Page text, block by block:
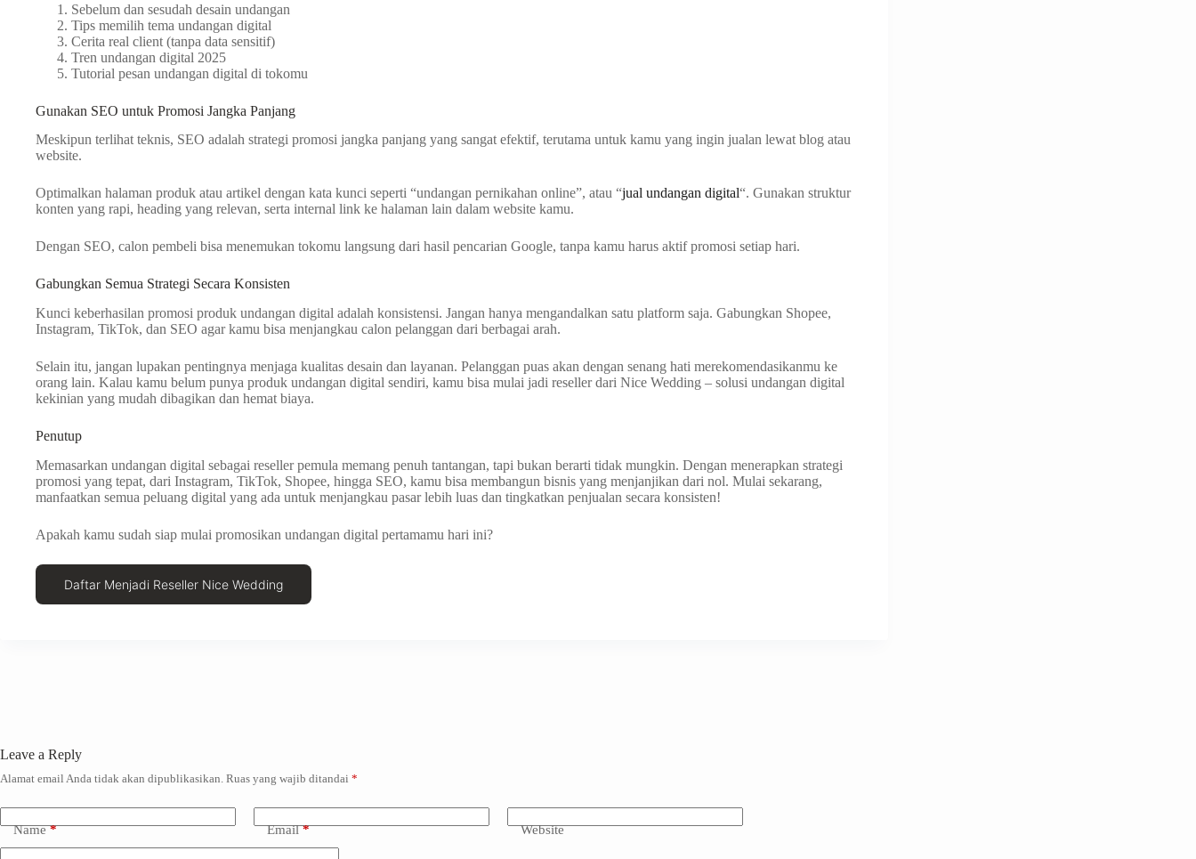
Sebelum dan sesudah desain undangan
Tips memilih tema undangan digital
Cerita real client (tanpa data sensitif)
Tren undangan digital 2025
Tutorial pesan undangan digital di tokomu
Gunakan SEO untuk Promosi Jangka Panjang
Meskipun terlihat teknis, SEO adalah strategi promosi jangka panjang yang sangat efektif, terutama untuk kamu yang ingin jualan lewat blog atau
website.
Optimalkan halaman produk atau artikel dengan kata kunci seperti “undangan pernikahan online”, atau “jual undangan digital“. Gunakan struktur
konten yang rapi, heading yang relevan, serta internal link ke halaman lain dalam website kamu.
Dengan SEO, calon pembeli bisa menemukan tokomu langsung dari hasil pencarian Google, tanpa kamu harus aktif promosi setiap hari.
Gabungkan Semua Strategi Secara Konsisten
Kunci keberhasilan promosi produk undangan digital adalah konsistensi. Jangan hanya mengandalkan satu platform saja. Gabungkan Shopee,
Instagram, TikTok, dan SEO agar kamu bisa menjangkau calon pelanggan dari berbagai arah.
Selain itu, jangan lupakan pentingnya menjaga kualitas desain dan layanan. Pelanggan puas akan dengan senang hati merekomendasikanmu ke
orang lain. Kalau kamu belum punya produk undangan digital sendiri, kamu bisa mulai jadi reseller dari Nice Wedding – solusi undangan digital
kekinian yang mudah dibagikan dan hemat biaya.
Penutup
Memasarkan undangan digital sebagai reseller pemula memang penuh tantangan, tapi bukan berarti tidak mungkin. Dengan menerapkan strategi
promosi yang tepat, dari Instagram, TikTok, Shopee, hingga SEO, kamu bisa membangun bisnis yang menjanjikan dari nol. Mulai sekarang,
manfaatkan semua peluang digital yang ada untuk menjangkau pasar lebih luas dan tingkatkan penjualan secara konsisten!
Apakah kamu sudah siap mulai promosikan undangan digital pertamamu hari ini?
Daftar Menjadi Reseller Nice Wedding
Leave a Reply
Alamat email Anda tidak akan dipublikasikan. Ruas yang wajib ditandai *
Name* Email* Website